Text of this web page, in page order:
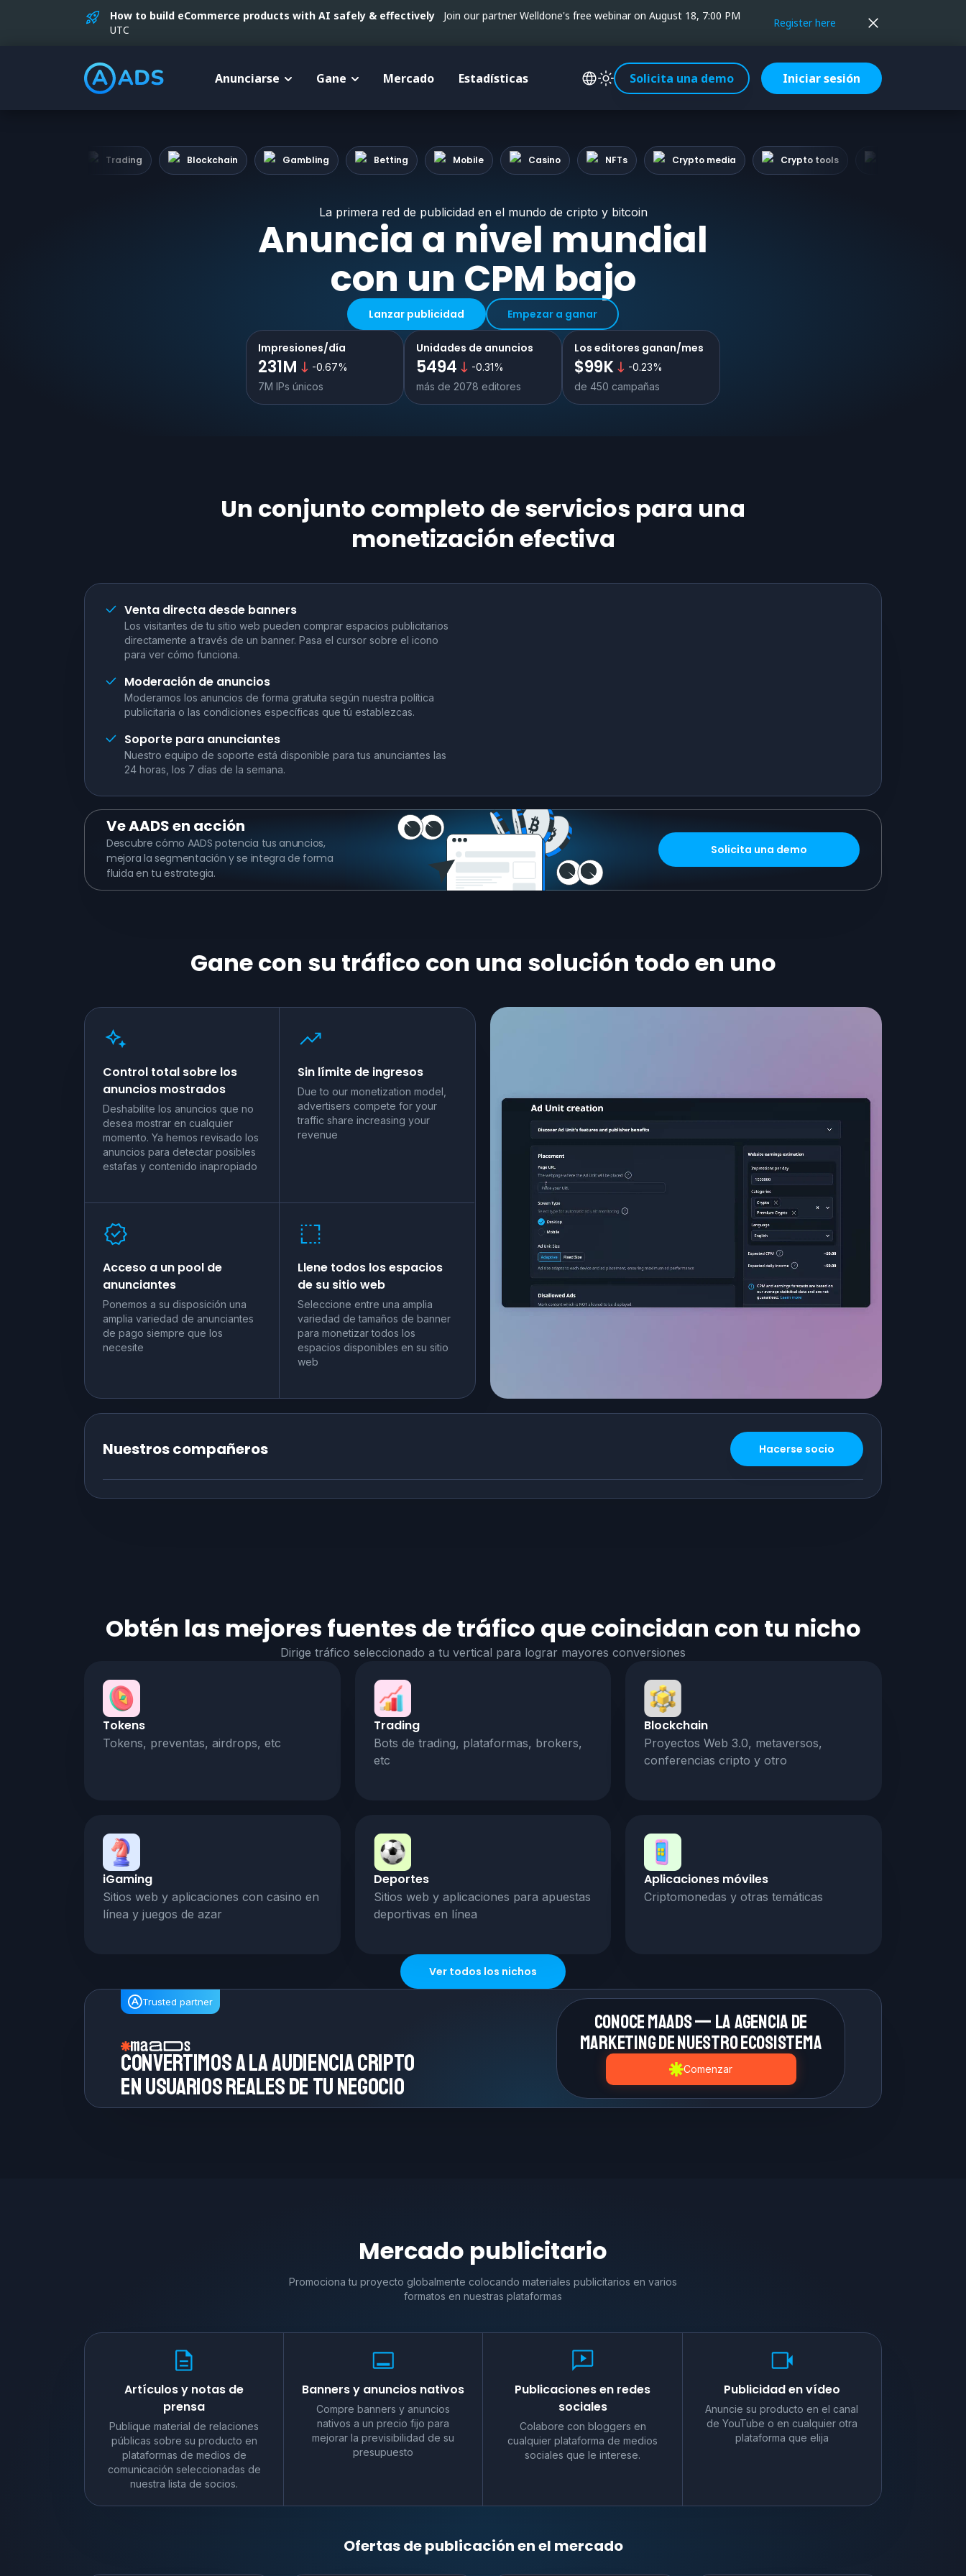
How to build eCommerce products with AI safely & effectively
Join our partner Welldone's free webinar on August 18, 7:00 PM
UTC
Register here
Anunciarse Gane Mercado Estadísticas Solicita una demo Iniciar sesión
Trading Blockchain Gambling Betting Mobile Casino NFTs Crypto media Crypto tools
La primera red de publicidad en el mundo de cripto y bitcoin
Anuncia a nivel mundial
con un CPM bajo
Lanzar publicidad Empezar a ganar
Impresiones/día
231M -0.67%
7M IPs únicos
Unidades de anuncios
5494 -0.31%
más de 2078 editores
Los editores ganan/mes
$99K -0.23%
de 450 campañas
Un conjunto completo de servicios para una
monetización efectiva
Venta directa desde banners
Los visitantes de tu sitio web pueden comprar espacios publicitarios
directamente a través de un banner. Pasa el cursor sobre el icono
para ver cómo funciona.
Moderación de anuncios
Moderamos los anuncios de forma gratuita según nuestra política
publicitaria o las condiciones específicas que tú establezcas.
Soporte para anunciantes
Nuestro equipo de soporte está disponible para tus anunciantes las
24 horas, los 7 días de la semana.
VeAADS en acción
Descubre cómo AADS potencia tus anuncios,
mejora la segmentación y se integra de forma
fluida en tu estrategia.
Solicita una demo
Gane con su tráfico con una solución todo en uno
Control total sobre los
anuncios mostrados
Deshabilite los anuncios que no
desea mostrar en cualquier
momento. Ya hemos revisado los
anuncios para detectar posibles
estafas y contenido inapropiado
Sin límite de ingresos
Due to our monetization model,
advertisers compete for your
traffic share increasing your
revenue
Acceso a un pool de
anunciantes
Ponemos a su disposición una
amplia variedad de anunciantes
de pago siempre que los
necesite
Llene todos los espacios
de su sitio web
Seleccione entre una amplia
variedad de tamaños de banner
para monetizar todos los
espacios disponibles en su sitio
web
Nuestros compañeros Hacerse socio
Obtén las mejores fuentes de tráfico que coincidan con tu nicho
Dirige tráfico seleccionado a tu vertical para lograr mayores conversiones
Tokens
Tokens, preventas, airdrops, etc
Trading
Bots de trading, plataformas, brokers,
etc
Blockchain
Proyectos Web 3.0, metaversos,
conferencias cripto y otro
iGaming
Sitios web y aplicaciones con casino en
línea y juegos de azar
Deportes
Sitios web y aplicaciones para apuestas
deportivas en línea
Aplicaciones móviles
Criptomonedas y otras temáticas
Ver todos los nichos
Trusted partner
Convertimos a laaudiencia cripto
enusuarios reales detu negocio
Conoce MAADS — la agencia de
marketing de nuestro ecosistema
Comenzar
Mercado publicitario
Promociona tu proyecto globalmente colocando materiales publicitarios en varios
formatos en nuestras plataformas
Artículos y notas de
prensa
Publique material de relaciones
públicas sobre su producto en
plataformas de medios de
comunicación seleccionadas de
nuestra lista de socios.
Banners y anuncios nativos
Compre banners y anuncios
nativos a un precio fijo para
mejorar la previsibilidad de su
presupuesto
Publicaciones en redes
sociales
Colabore con bloggers en
cualquier plataforma de medios
sociales que le interese.
Publicidad en vídeo
Anuncie su producto en el canal
de YouTube o en cualquier otra
plataforma que elija
Ofertas de publicación en el mercado